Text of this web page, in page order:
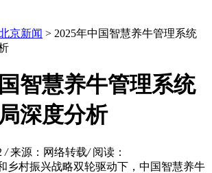
京新闻 > 2025年中国智慧养牛管理系统
智慧养牛管理系统
深度分析
/ 来源：网络转载/ 阅读：
乡村振兴战略双轮驱动下，中国智慧养牛